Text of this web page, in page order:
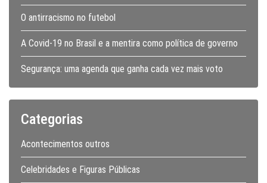
O antirracismo no futebol
A Covid-19 no Brasil e a mentira como política de governo
Segurança: uma agenda que ganha cada vez mais voto
Categorias
Acontecimentos outros
Celebridades e Figuras Públicas